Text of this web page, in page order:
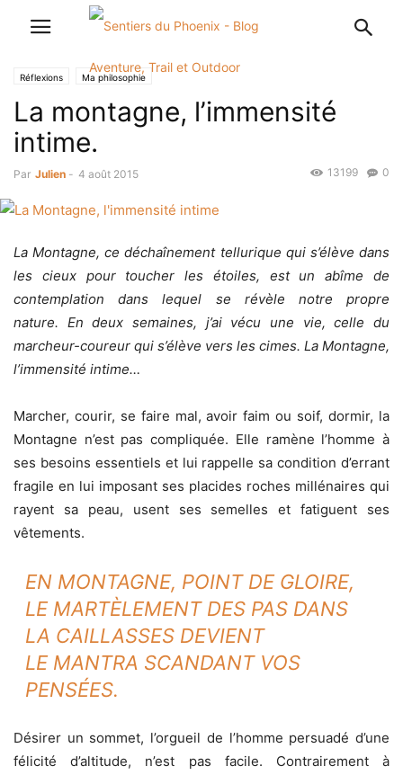
Réflexions Ma philosophie
La montagne, l’immensité
intime.
Par Julien - 4 août 2015 0
13199
La Montagne, ce déchaînement tellurique qui s’élève dans
les cieux pour toucher les étoiles, est un abîme de
contemplation dans lequel se révèle notre propre
nature. En deux semaines, j’ai vécu une vie, celle du
marcheur-coureur qui s’élève vers les cimes. La Montagne,
l’immensité intime…
Marcher, courir, se faire mal, avoir faim ou soif, dormir, la
Montagne n’est pas compliquée. Elle ramène l’homme à
ses besoins essentiels et lui rappelle sa condition d’errant
fragile en lui imposant ses placides roches millénaires qui
rayent sa peau, usent ses semelles et fatiguent ses
vêtements.
EN MONTAGNE, POINT DE GLOIRE,
LE MARTÈLEMENT DES PAS DANS
LA CAILLASSES DEVIENT
LE MANTRA SCANDANT VOS
PENSÉES.
Désirer un sommet, l’orgueil de l’homme persuadé d’une
félicité d’altitude, n’est pas facile. Contrairement à